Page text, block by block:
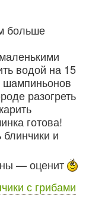
больше
водой на 15
шампиньонов
разогреть
готова!
блинчики и
— оценит
с грибами